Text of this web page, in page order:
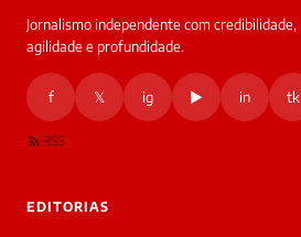
Jornalismo independente com credibilidade,
agilidade e profundidade.
f 𝕏 ig ▶ in tk
RSS
EDITORIAS